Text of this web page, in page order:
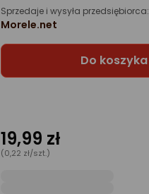
Sprzedaje i wysyła przedsiębiorca:
Morele.net
Do koszyka
19,99 zł
(0,22 zł/szt.)